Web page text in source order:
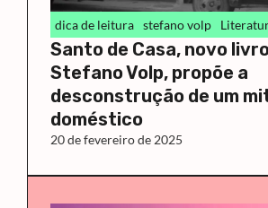
dica de leitura stefano volp
Santo de Casa, novo
Stefano Volp, propõe a
desconstrução de um
doméstico
20 de fevereiro de 2025